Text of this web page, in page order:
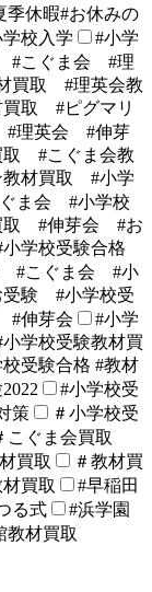
季休暇#お休みの
学校入学
#小学
#こぐま会 #理
買取 #理英会教
取 #ピグマリ
理英会 #伸芽
#こぐま会教
材買取 #小学
ま会 #小学校
取 #伸芽会 #お
学校受験合格
#こぐま会 #小
験 #小学校受
#伸芽会
#小学
学校受験教材買
受験合格 #教材
#小学校受
策
＃小学校受
こぐま会買取
買取
＃教材買
買取
#早稲田
る式
#浜学園
教材買取